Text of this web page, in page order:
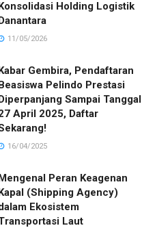
Holding Logistik
11/05/2026
Gembira, Pendaftaran
Pelindo Prestasi
Sampai Tanggal
April 2025, Daftar
16/04/2025
Peran Keagenan
(Shipping Agency)
Ekosistem
Laut